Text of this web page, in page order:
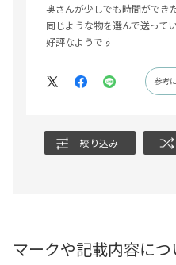
奥さんが少しでも時間ができ
同じような物を選んで送って
好評なようです
参考
絞り込み
マークや記載内容につ